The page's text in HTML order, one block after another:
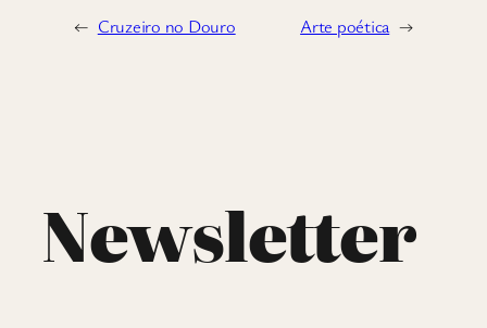
← Cruzeiro no Douro Arte poética →
Newsletter